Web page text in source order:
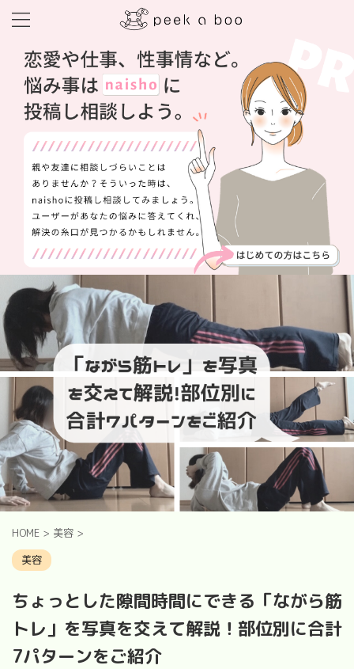
HOME > 美容 >
美容
ちょっとした隙間時間にできる「ながら筋
トレ」を写真を交えて解説！部位別に合計
7パターンをご紹介